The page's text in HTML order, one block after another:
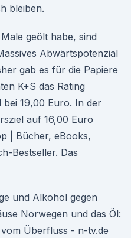
bleiben.
geölt habe, sind
Abwärtspotenzial
gab es für die Papiere
K+S das Rating
bei 19,00 Euro. In der
auf 16,00 Euro
| Bücher, eBooks,
Bestseller. Das
und Alkohol gegen
Norwegen und das Öl:
Überfluss - n-tv.de